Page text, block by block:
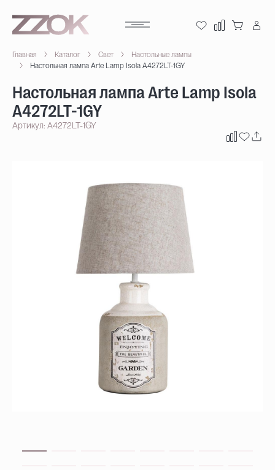
Главная Каталог Свет
Настольные лампы
Настольная лампа Arte Lamp Isola A4272LT-1GY
Настольная лампа Arte Lamp Isola
A4272LT-1GY
Артикул: A4272LT-1GY